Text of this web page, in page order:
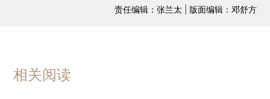
责任编辑：张兰太 | 版面编辑：邓舒方
相关阅读